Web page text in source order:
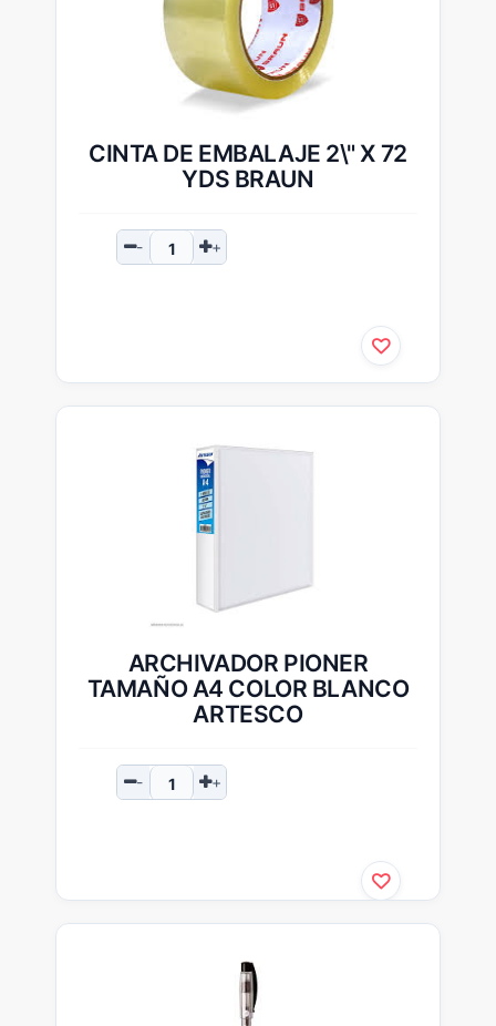
CINTA DE EMBALAJE 2\" X 72
YDS BRAUN
ARCHIVADOR PIONER
TAMAÑO A4 COLOR BLANCO
ARTESCO